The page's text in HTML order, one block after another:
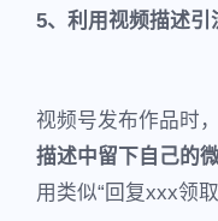
5、利用视频描述引
视频号发布作品时
描述中留下自己的
用类似“回复xxx领